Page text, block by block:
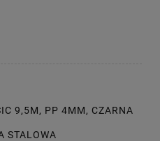
9,5M, PP 4MM, CZARNA
STALOWA